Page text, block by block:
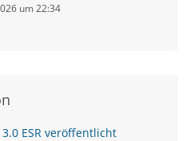
um 22:34
ESR veröffentlicht